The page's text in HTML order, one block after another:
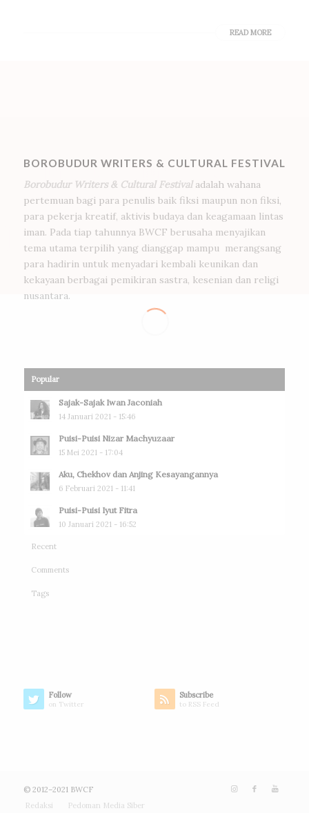
READ MORE
BOROBUDUR WRITERS & CULTURAL FESTIVAL
Borobudur Writers & Cultural Festival adalah wahana
pertemuan bagi para penulis baik fiksi maupun non fiksi,
para pekerja kreatif, aktivis budaya dan keagamaan lintas
iman. Pada tiap tahunnya BWCF berusaha menyajikan
tema utama terpilih yang dianggap mampu merangsang
para hadirin untuk menyadari kembali keunikan dan
kekayaan berbagai pemikiran sastra, kesenian dan religi
nusantara.
Popular
Sajak-Sajak Iwan Jaconiah
14 Januari 2021 - 15:46
Puisi-Puisi Nizar Machyuzaar
15 Mei 2021 - 17:04
Aku, Chekhov dan Anjing Kesayangannya
6 Februari 2021 - 11:41
Puisi-Puisi Iyut Fitra
10 Januari 2021 - 16:52
Recent
Comments
Tags
Follow
on Twitter
Subscribe
to RSS Feed
© 2012–2021 BWCF
Redaksi
Pedoman Media Siber